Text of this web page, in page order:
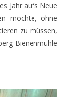
Jahr aufs Neue
möchte, ohne
zu müssen,
Bienenmühle